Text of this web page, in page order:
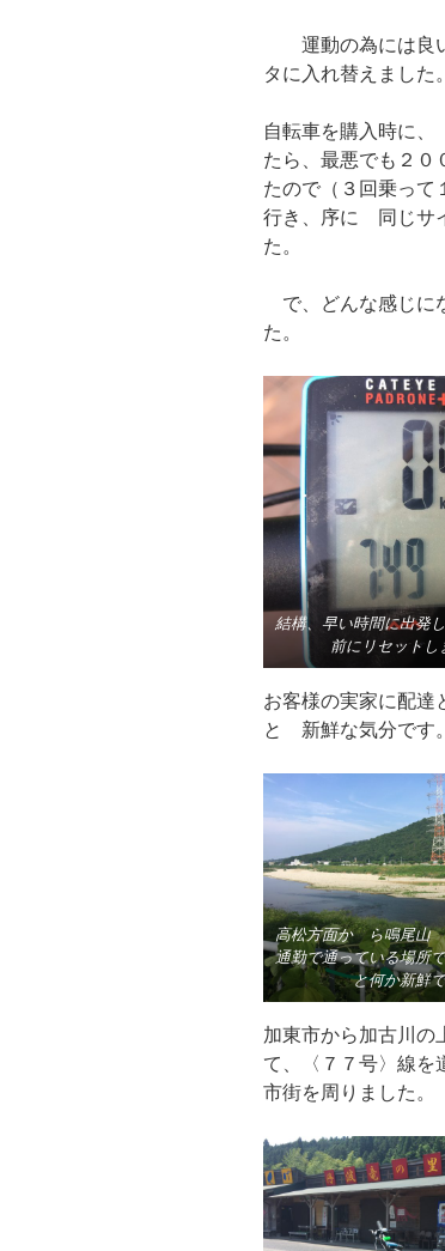
運動の為には良い
タに入れ替えました。
自転車を購入時に
たら、最悪でも２
たので（３回乗って
行き、序に 同じサ
た。
で、どんな感じに
た。
結構、早い時間に出発
前にリセットし
お客様の実家に配
と 新鮮な気分です。
高松方面か ら鳴尾山
通勤で通っている場所
と何か新鮮
加東市から加古川の
て、〈７７号〉線を
市街を周りました。